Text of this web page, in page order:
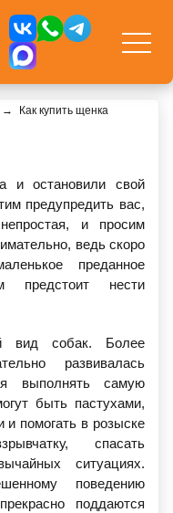
Как купить щенка
и остановили свой
предупредить вас,
и просим
ведь скоро
преданное
предстоит нести
вид собак. Более
развивалась
выполнять самую
быть пастухами,
и помогать в розыске
спасать
ситуациях.
поведению
поддаются